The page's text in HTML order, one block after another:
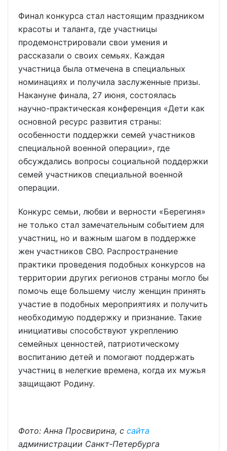
Финал конкурса стал настоящим праздником
красоты и таланта, где участницы
продемонстрировали свои умения и
рассказали о своих семьях. Каждая
участница была отмечена в специальных
номинациях и получила заслуженные призы.
Накануне финала, 27 июня, состоялась
научно-практическая конференция «Дети как
основной ресурс развития страны:
особенности поддержки семей участников
специальной военной операции», где
обсуждались вопросы социальной поддержки
семей участников специальной военной
операции.
Конкурс семьи, любви и верности «Берегиня»
не только стал замечательным событием для
участниц, но и важным шагом в поддержке
жен участников СВО. Распространение
практики проведения подобных конкурсов на
территории других регионов страны могло бы
помочь еще большему числу женщин принять
участие в подобных мероприятиях и получить
необходимую поддержку и признание. Такие
инициативы способствуют укреплению
семейных ценностей, патриотическому
воспитанию детей и помогают поддержать
участниц в нелегкие времена, когда их мужья
защищают Родину.
Фото: Анна Просвирина, с сайта
администрации Санкт‑Петербурга